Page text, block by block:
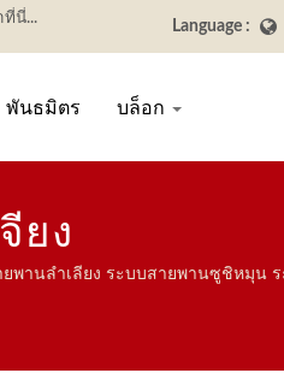
พันธมิตร บล็อก
ยง
พานลำเลียง ระบบสายพานซูชิหมุน